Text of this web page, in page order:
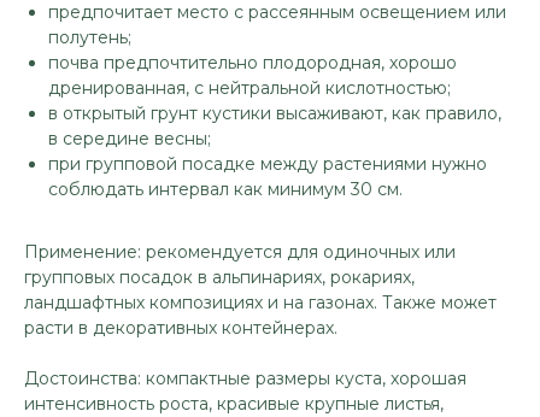
предпочитает место с рассеянным освещением или
полутень;
почва предпочтительно плодородная, хорошо
дренированная, с нейтральной кислотностью;
в открытый грунт кустики высаживают, как правило,
в середине весны;
при групповой посадке между растениями нужно
соблюдать интервал как минимум 30 см.
Применение: рекомендуется для одиночных или
групповых посадок в альпинариях, рокариях,
ландшафтных композициях и на газонах. Также может
расти в декоративных контейнерах.
Достоинства: компактные размеры куста, хорошая
интенсивность роста, красивые крупные листья,